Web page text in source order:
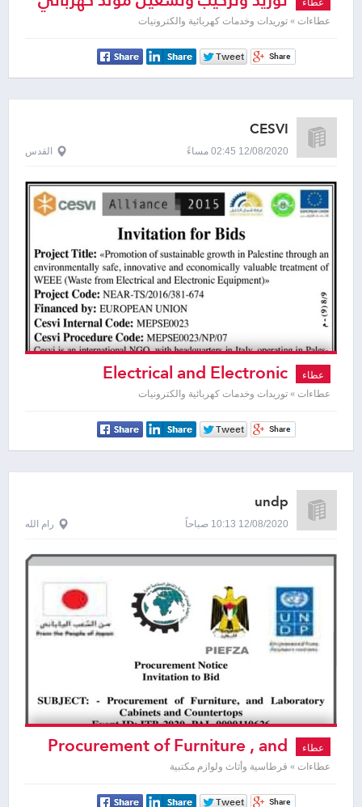
عطاءات » توريدات وخدمات كهربائية والكترونيات
CESVI
12/08/2020 02:45 مساءً القدس
عطاء Electrical and Electronic
Equipment
عطاءات » توريدات وخدمات كهربائية والكترونيات
undp
12/08/2020 10:13 صباحاً رام الله
عطاء Procurement of Furniture , and
Laboratory Cabinets and Countertops
عطاءات » قرطاسية وأثاث ولوازم مكتبية